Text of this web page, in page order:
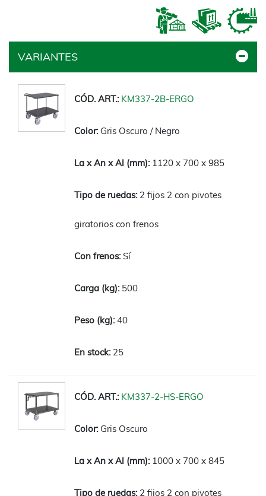
VARIANTES
KM337-2B-ERGO
Gris Oscuro / Negro
1120 x 700 x 985
2 fijos 2 con pivotes
giratorios con frenos
Sí
500
40
25
KM337-2-HS-ERGO
Gris Oscuro
1000 x 700 x 845
2 fijos 2 con pivotes